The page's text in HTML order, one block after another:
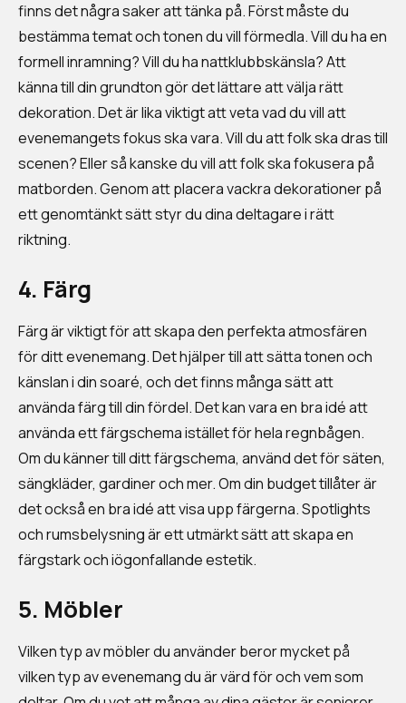
finns det några saker att tänka på. Först måste du
bestämma temat och tonen du vill förmedla. Vill du ha en
formell inramning? Vill du ha nattklubbskänsla? Att
känna till din grundton gör det lättare att välja rätt
dekoration. Det är lika viktigt att veta vad du vill att
evenemangets fokus ska vara. Vill du att folk ska dras till
scenen? Eller så kanske du vill att folk ska fokusera på
matborden. Genom att placera vackra dekorationer på
ett genomtänkt sätt styr du dina deltagare i rätt
riktning.
4. Färg
Färg är viktigt för att skapa den perfekta atmosfären
för ditt evenemang. Det hjälper till att sätta tonen och
känslan i din soaré, och det finns många sätt att
använda färg till din fördel. Det kan vara en bra idé att
använda ett färgschema istället för hela regnbågen.
Om du känner till ditt färgschema, använd det för säten,
sängkläder, gardiner och mer. Om din budget tillåter är
det också en bra idé att visa upp färgerna. Spotlights
och rumsbelysning är ett utmärkt sätt att skapa en
färgstark och iögonfallande estetik.
5. Möbler
Vilken typ av möbler du använder beror mycket på
vilken typ av evenemang du är värd för och vem som